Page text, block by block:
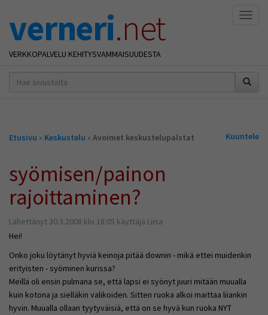
verneri.net
VERKKOPALVELU KEHITYSVAMMAISUUDESTA
hakusana(t)
Olet
Etusivu » Keskustelu » Avoimet keskustelupalstat Kuuntele
syömisen/painon
rajoittaminen?
Lähettänyt 30.3.2008 klo 18:05 käyttäjä Liisa
Hei!
Onko joku löytänyt hyviä keinoja pitää downin - mikä ettei muidenkin
erityisten - syöminen kurissa?
Meillä oli ensin pulmana se, että lapsi ei syönyt juuri mitään muualla
kuin kotona ja sielläkin valikoiden. Sitten ruoka alkoi maittaa liiankin
hyvin. Muualla ollaan tyytyväisiä, että on se hyvä kun ruoka NYT